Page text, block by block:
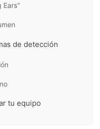
Ears"
de detección
tu equipo